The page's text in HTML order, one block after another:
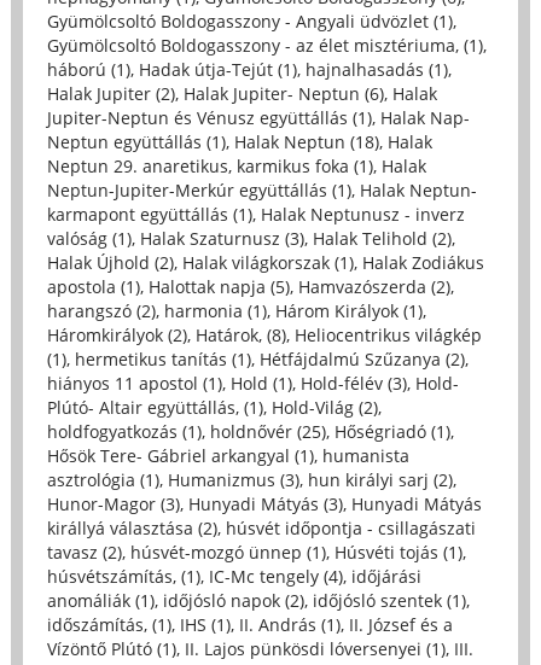
Gyümölcsoltó Boldogasszony - Angyali üdvözlet (1),
Gyümölcsoltó Boldogasszony - az élet misztériuma, (1),
háború (1), Hadak útja-Tejút (1), hajnalhasadás (1),
Halak Jupiter (2), Halak Jupiter- Neptun (6), Halak
Jupiter-Neptun és Vénusz együttállás (1), Halak Nap-
Neptun együttállás (1), Halak Neptun (18), Halak
Neptun 29. anaretikus, karmikus foka (1), Halak
Neptun-Jupiter-Merkúr együttállás (1), Halak Neptun-
karmapont együttállás (1), Halak Neptunusz - inverz
valóság (1), Halak Szaturnusz (3), Halak Telihold (2),
Halak Újhold (2), Halak világkorszak (1), Halak Zodiákus
apostola (1), Halottak napja (5), Hamvazószerda (2),
harangszó (2), harmonia (1), Három Királyok (1),
Háromkirályok (2), Határok, (8), Heliocentrikus világkép
(1), hermetikus tanítás (1), Hétfájdalmú Szűzanya (2),
hiányos 11 apostol (1), Hold (1), Hold-félév (3), Hold-
Plútó- Altair együttállás, (1), Hold-Világ (2),
holdfogyatkozás (1), holdnővér (25), Hőségriadó (1),
Hősök Tere- Gábriel arkangyal (1), humanista
asztrológia (1), Humanizmus (3), hun királyi sarj (2),
Hunor-Magor (3), Hunyadi Mátyás (3), Hunyadi Mátyás
királlyá választása (2), húsvét időpontja - csillagászati
tavasz (2), húsvét-mozgó ünnep (1), Húsvéti tojás (1),
húsvétszámítás, (1), IC-Mc tengely (4), időjárási
anomáliák (1), időjósló napok (2), időjósló szentek (1),
időszámítás, (1), IHS (1), II. András (1), II. József és a
Vízöntő Plútó (1), II. Lajos pünkösdi lóversenyei (1), III.